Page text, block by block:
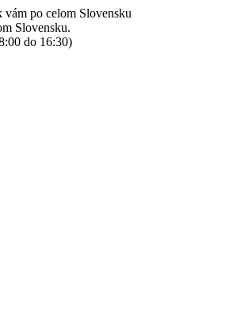
po celom Slovensku
Slovensku.
do 16:30)